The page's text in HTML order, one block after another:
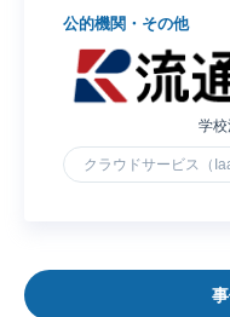
公的機関・その他
学
クラウドサービス（